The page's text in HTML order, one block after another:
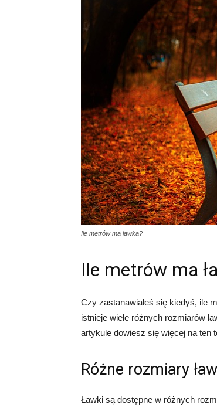
Ile metrów ma ławka?
Ile metrów ma
Czy zastanawiałeś się kiedyś, ile
istnieje wiele różnych rozmiarów
artykule dowiesz się więcej na ten
Różne rozmiary
Ławki są dostępne w różnych